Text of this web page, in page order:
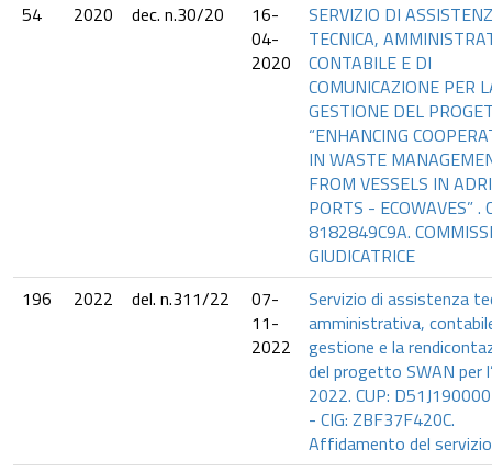
54
2020 dec. n.30/20
16-
04-
2020
SERVIZIO DI
TECNICA,
CONTABILE E DI
COMUNICAZIONE PER
GESTIONE DEL
“ENHANCING
IN WASTE
FROM VESSELS IN
PORTS - ECOWAVES” .
8182849C9A.
GIUDICATRICE
196
2022 del. n.311/22
07-
11-
2022
Servizio di assistenza
amministrativa,
gestione e la
del progetto SWAN per
2022. CUP:
- CIG: ZBF37F420C.
Affidamento del